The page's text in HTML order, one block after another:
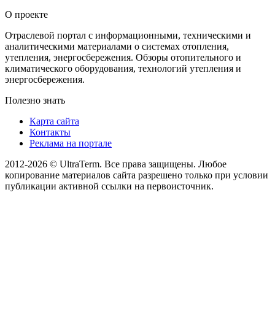
О проекте
Отраслевой портал с информационными, техническими и
аналитическими материалами о системах отопления,
утепления, энергосбережения. Обзоры отопительного и
климатического оборудования, технологий утепления и
энергосбережения.
Полезно знать
Карта сайта
Контакты
Реклама на портале
2012-2026 © UltraTerm. Все права защищены. Любое
копирование материалов сайта разрешено только при условии
публикации активной ссылки на первоисточник.